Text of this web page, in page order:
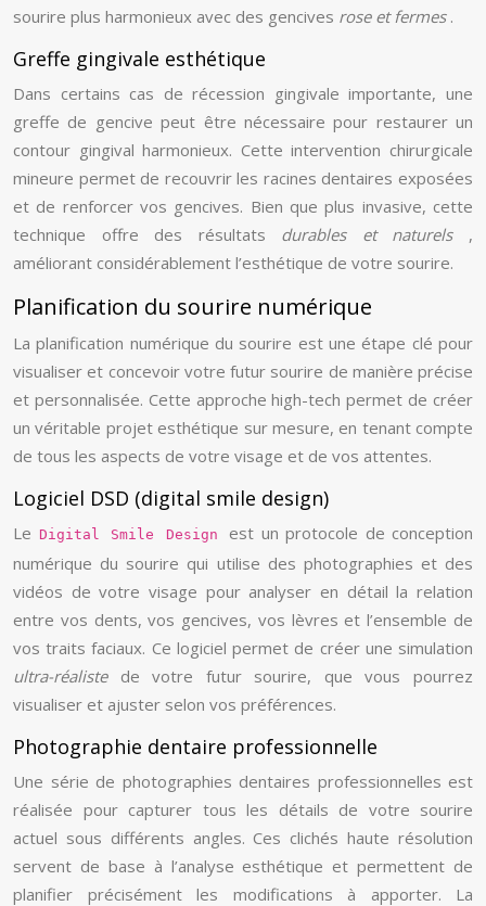
sourire plus harmonieux avec des gencives rose et fermes .
Greffe gingivale esthétique
Dans certains cas de récession gingivale importante, une
greffe de gencive peut être nécessaire pour restaurer un
contour gingival harmonieux. Cette intervention chirurgicale
mineure permet de recouvrir les racines dentaires exposées
et de renforcer vos gencives. Bien que plus invasive, cette
technique offre des résultats durables et naturels ,
améliorant considérablement l’esthétique de votre sourire.
Planification du sourire numérique
La planification numérique du sourire est une étape clé pour
visualiser et concevoir votre futur sourire de manière précise
et personnalisée. Cette approche high-tech permet de créer
un véritable projet esthétique sur mesure, en tenant compte
de tous les aspects de votre visage et de vos attentes.
Logiciel DSD (digital smile design)
Le Digital Smile Design est un protocole de conception
numérique du sourire qui utilise des photographies et des
vidéos de votre visage pour analyser en détail la relation
entre vos dents, vos gencives, vos lèvres et l’ensemble de
vos traits faciaux. Ce logiciel permet de créer une simulation
ultra-réaliste de votre futur sourire, que vous pourrez
visualiser et ajuster selon vos préférences.
Photographie dentaire professionnelle
Une série de photographies dentaires professionnelles est
réalisée pour capturer tous les détails de votre sourire
actuel sous différents angles. Ces clichés haute résolution
servent de base à l’analyse esthétique et permettent de
planifier précisément les modifications à apporter. La